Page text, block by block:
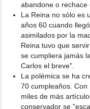
abandone o rechace
La Reina no sólo es
años 60 cuando
asimilados por la
Reina tuvo que
se cumpliera jamás
Carlos el breve".
La polémica se ha
70 cumpleaños.
miles de más
conservador se